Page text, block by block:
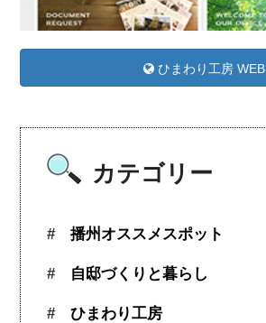
ひまわり工房 WEB
カテゴリー
播州オススメスポット
自邸づくりと暮らし
ひまわり工房